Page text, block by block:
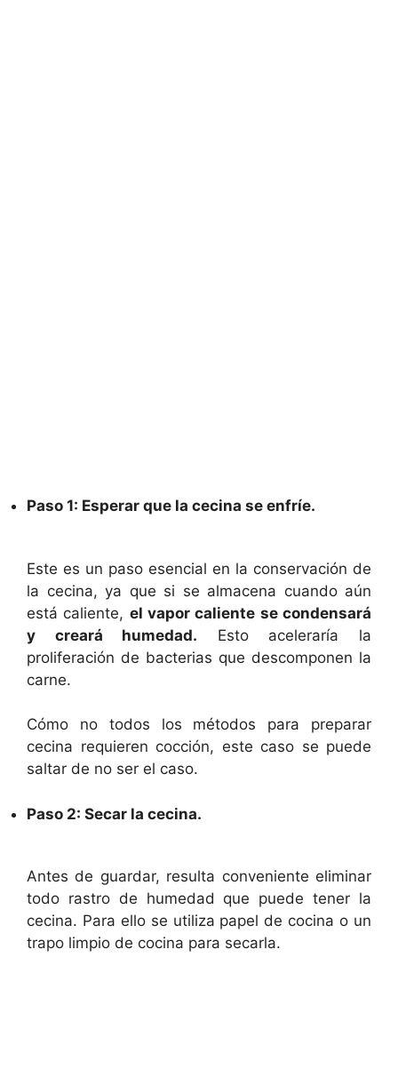
Paso 1: Esperar que la cecina se enfríe.
Este es un paso esencial en la conservación de
la cecina, ya que si se almacena cuando aún
está caliente, el vapor caliente se condensará
y creará humedad. Esto aceleraría la
proliferación de bacterias que descomponen la
carne.
Cómo no todos los métodos para preparar
cecina requieren cocción, este caso se puede
saltar de no ser el caso.
Paso 2: Secar la cecina.
Antes de guardar, resulta conveniente eliminar
todo rastro de humedad que puede tener la
cecina. Para ello se utiliza papel de cocina o un
trapo limpio de cocina para secarla.